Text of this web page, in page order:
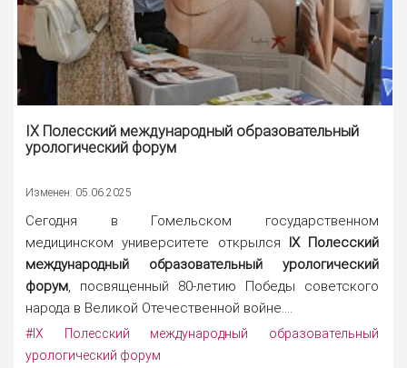
IX Полесский международный образовательный
урологический форум
Изменен: 05.06.2025
Сегодня в Гомельском государственном
медицинском университете открылся IX Полесский
международный образовательный урологический
форум, посвященный 80-летию Победы советского
народа в Великой Отечественной войне....
#IX Полесский международный образовательный
урологический форум